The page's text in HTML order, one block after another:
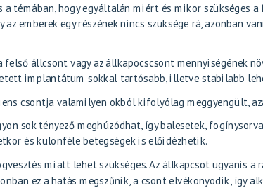
a témában, hogy egyáltalán miért és mikor szükséges
az emberek egy részének nincs szüksége rá, azonban
állcsont vagy az állkapocscsont mennyiségének
implantátum sokkal tartósabb, illetve stabilabb
csontja valamilyen okból kifolyólag meggyengült,
sok tényező meghúzódhat, így balesetek,
és különféle betegségek is előidézhetik.
miatt lehet szükséges. Az állkapcsot ugyanis
ez a hatás megszűnik, a csont elvékonyodik, így